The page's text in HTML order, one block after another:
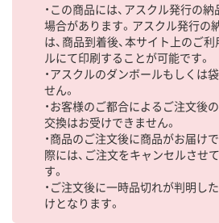
・この商品には、アスクル発行の
場合があります。アスクル発行の
は、商品到着後、本サイト上のご
ルにて印刷することが可能です。
・アスクルのダンボールもしくは
せん。
・お客様のご都合によるご注文後の
交換はお受けできません。
・商品のご注文後に商品がお届け
際には、ご注文をキャンセルさせ
す。
・ご注文後に一時品切れが判明し
けとなります。